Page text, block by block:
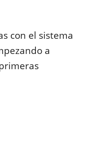
con el sistema
a